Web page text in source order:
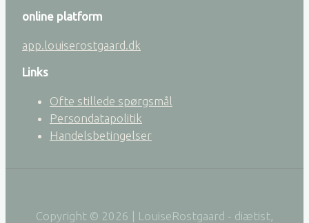
online platform
app.louiserostgaard.dk
Links
Ofte stillede spørgsmål
Persondatapolitik
Handelsbetingelser
Copyright © 2026 | LouiseRostgaard - diætist,